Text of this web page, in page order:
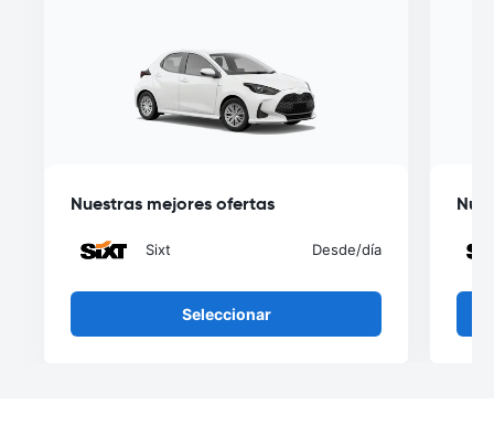
Nuestras mejores ofertas
Sixt Desde/día
Seleccionar